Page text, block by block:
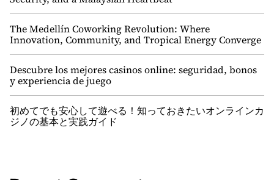
The Medellín Coworking Revolution: Where
Innovation, Community, and Tropical Energy Converge
Descubre los mejores casinos online: seguridad, bonos
y experiencia de juego
初めてでも安心して遊べる！知っておきたいオンラインカ
ジノの基本と実践ガイド